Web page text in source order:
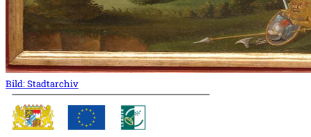
Bild:Stadtarchiv